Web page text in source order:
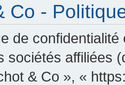
Co -
de
sociétés affiliées
& Co », «